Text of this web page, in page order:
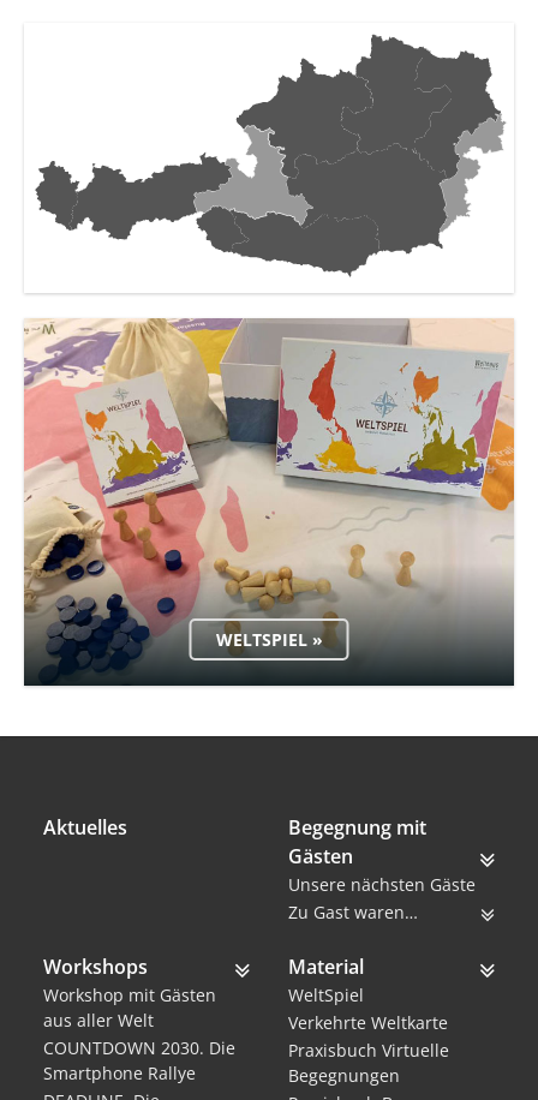
WELTSPIEL »
Aktuelles
Begegnung mit
Gästen
Unsere nächsten Gäste
Zu Gast waren…
Workshops
Workshop mit Gästen
aus aller Welt
COUNTDOWN 2030. Die
Smartphone Rallye
Material
WeltSpiel
Verkehrte Weltkarte
Praxisbuch Virtuelle
Begegnungen